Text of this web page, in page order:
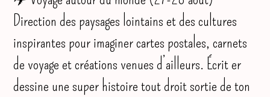
Direction des paysages lointains et des cultures
inspirantes pour imaginer cartes postales, carnets
de voyage et créations venues d’ailleurs. Écrit er
dessine une super histoire tout droit sortie de ton